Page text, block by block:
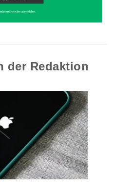
der Redaktion